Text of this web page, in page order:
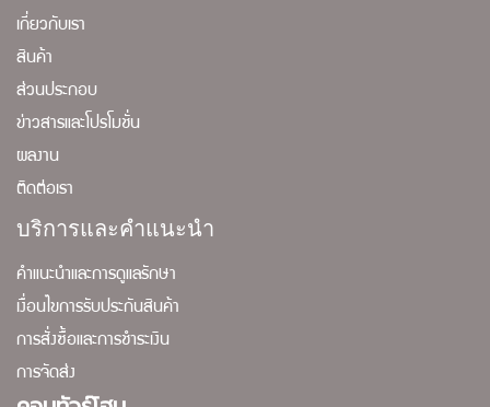
เกี่ยวกับเรา
สินค้า
ส่วนประกอบ
ข่าวสารและโปรโมชั่น
ผลงาน
ติดต่อเรา
บริการและคำแนะนำ
คำแนะนำและการดูแลรักษา
เงื่อนไขการรับประกันสินค้า
การสั่งซื้อและการชำระเงิน
การจัดส่ง